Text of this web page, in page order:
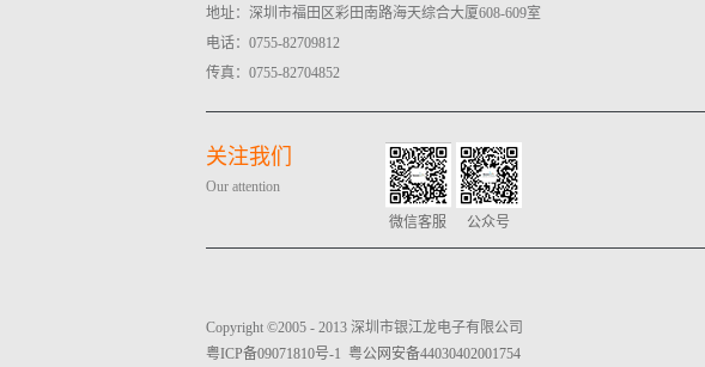
Copyright ©2005 - 2013 深圳市银江龙电子有限公司
粤ICP备09071810号-1 粤公网安备44030402001754
地址：深圳市福田区彩田南路海天综合大厦608-609室
电话：0755-82709812
传真：0755-82704852
关注我们
Our attention
微信客服 公众号